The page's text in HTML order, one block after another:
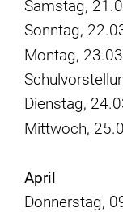
Samstag,
Sonntag,
Montag,
Dienstag,
Mittwoch,
April
Donnerstag,